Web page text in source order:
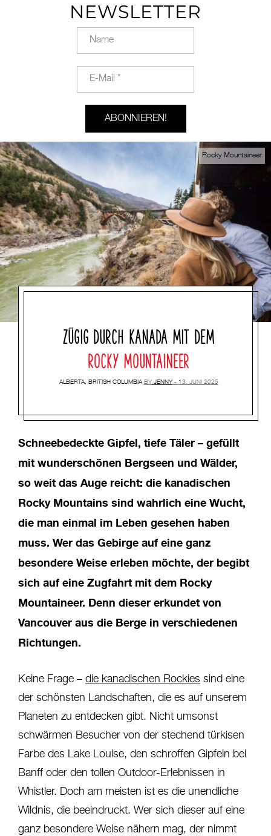
NEWSLETTER
Rocky Mountaineer
ZÜGIG DURCH KANADA MIT DEM
ROCKY MOUNTAINEER
ALBERTA, BRITISH COLUMBIA BY JENNY 13. JUNI 2025
Schneebedeckte Gipfel, tiefe Täler – gefüllt
mit wunderschönen Bergseen und Wälder,
so weit das Auge reicht: die kanadischen
Rocky Mountains sind wahrlich eine Wucht,
die man einmal im Leben gesehen haben
muss. Wer das Gebirge auf eine ganz
besondere Weise erleben möchte, der begibt
sich auf eine Zugfahrt mit dem Rocky
Mountaineer. Denn dieser erkundet von
Vancouver aus die Berge in verschiedenen
Richtungen.
Keine Frage – die kanadischen Rockies sind eine
der schönsten Landschaften, die es auf unserem
Planeten zu entdecken gibt. Nicht umsonst
schwärmen Besucher von der stechend türkisen
Farbe des Lake Louise, den schroffen Gipfeln bei
Banff oder den tollen Outdoor-Erlebnissen in
Whistler. Doch am meisten ist es die unendliche
Wildnis, die beeindruckt. Wer sich dieser auf eine
ganz besondere Weise nähern mag, der nimmt